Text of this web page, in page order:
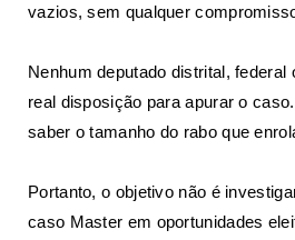
vazios, sem qualquer
Nenhum deputado distrital, federal
real disposição para apurar o
saber o tamanho do rabo que
Portanto, o objetivo não é
caso Master em oportunidades